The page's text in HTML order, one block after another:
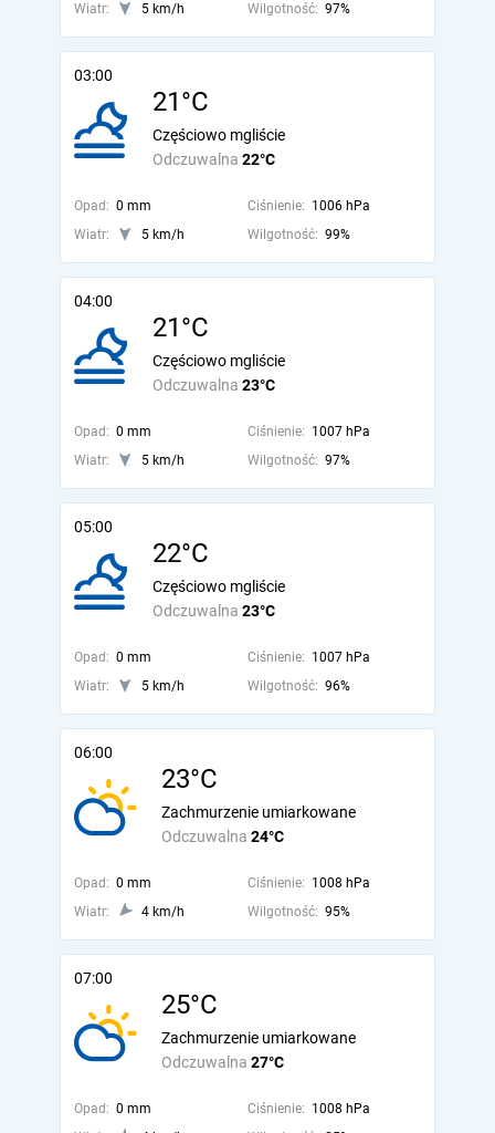
Wiatr:
5 km/h Wilgotność: 97%
03:00
21°C
Odczuwalna 22°C
Częściowo mgliście
Opad: 0 mm Ciśnienie: 1006 hPa
Wiatr:
5 km/h Wilgotność: 99%
04:00
21°C
Odczuwalna 23°C
Częściowo mgliście
Opad: 0 mm Ciśnienie: 1007 hPa
Wiatr:
5 km/h Wilgotność: 97%
05:00
22°C
Odczuwalna 23°C
Częściowo mgliście
Opad: 0 mm Ciśnienie: 1007 hPa
Wiatr:
5 km/h Wilgotność: 96%
06:00
23°C
Odczuwalna 24°C
Zachmurzenie umiarkowane
Opad: 0 mm Ciśnienie: 1008 hPa
Wiatr:
4 km/h Wilgotność: 95%
07:00
25°C
Odczuwalna 27°C
Zachmurzenie umiarkowane
Opad: 0 mm Ciśnienie: 1008 hPa